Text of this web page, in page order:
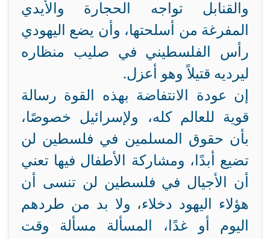
والقنابل تواجه الحجارة والأيدي
المفرغة من أسلحتها، وأن يضع اليهودي
رأس الفلسطيني في صليب منظاره
ليرديه قتيلاً وهو أعزل.
إن عودة الانتفاضة بهذه القوة رسالة
قوية للعالم كله، ولإسرائيل خصوصًا،
بأن حقوق المسلمين في فلسطين لن
تضيع أبدًا، ومشاركة الأطفال فيها تعني
أن الأجيال في فلسطين لن تنسى أن
هؤلاء اليهود دخلاء، ولا بد من طردهم
اليوم أو غدًا، المسألة مسألة وقت